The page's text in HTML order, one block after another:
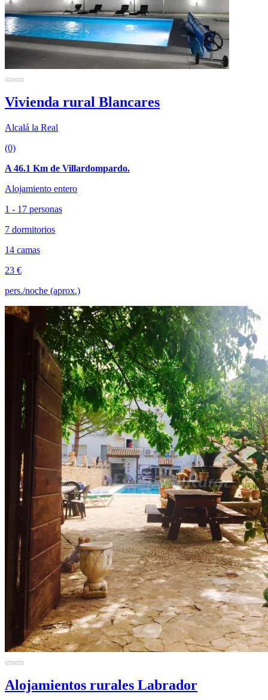
Vivienda rural Blancares
Alcalá la Real
(0)
A 46.1 Km de Villardompardo.
Alojamiento entero
1 - 17 personas
7 dormitorios
14 camas
23 €
pers./noche (aprox.)
Alojamientos rurales Labrador